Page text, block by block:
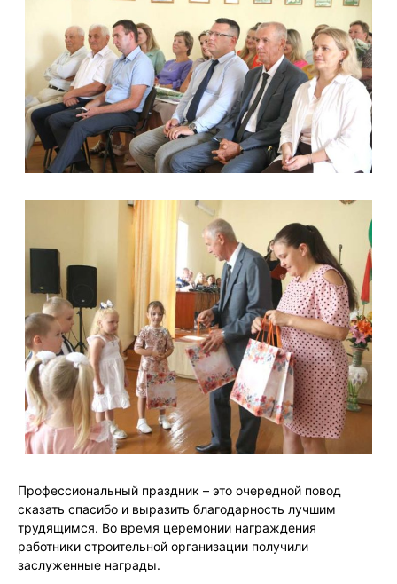
Профессиональный праздник – это очередной повод
сказать спасибо и выразить благодарность лучшим
трудящимся. Во время церемонии награждения
работники строительной организации получили
заслуженные награды.